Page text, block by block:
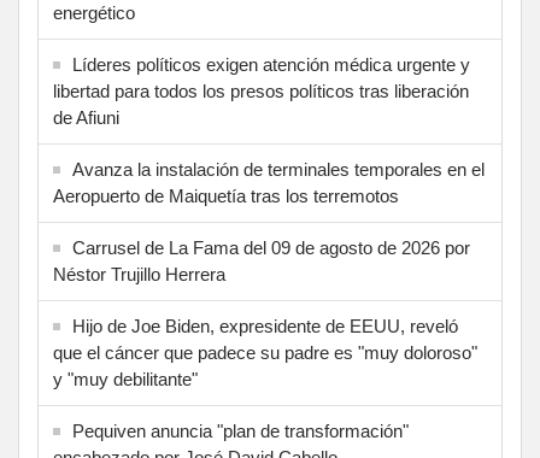
energético
Líderes políticos exigen atención médica urgente y
libertad para todos los presos políticos tras liberación
de Afiuni
Avanza la instalación de terminales temporales en el
Aeropuerto de Maiquetía tras los terremotos
Carrusel de La Fama del 09 de agosto de 2026 por
Néstor Trujillo Herrera
Hijo de Joe Biden, expresidente de EEUU, reveló
que el cáncer que padece su padre es "muy doloroso"
y "muy debilitante"
Pequiven anuncia "plan de transformación"